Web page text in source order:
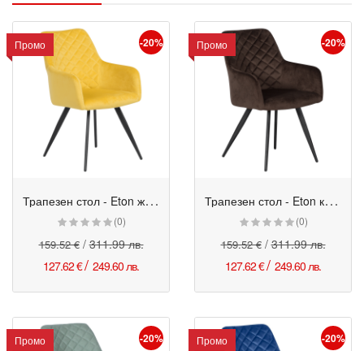
Промо
Промо
-20%
Т
рапезен стол - Eton жълт
(0)
159.52 €/311.99 лв.
127.62 €/ 249.60 лв.
Промо
Промо
-20%
Т
рапезен стол - Eton кафяв
(0)
159.52 €/311.99 лв.
127.62 €/ 249.60 лв.
Промо -20% Промо -20%